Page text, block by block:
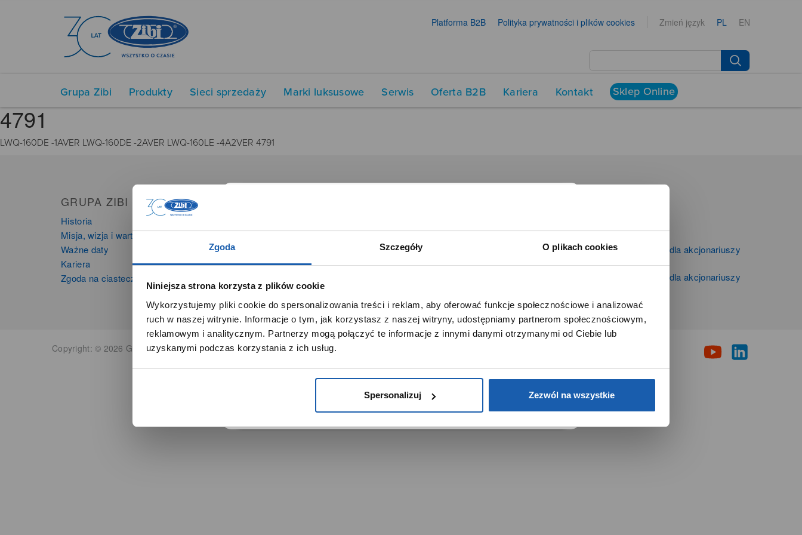
Zgoda Szczegóły O plikach cookies
Niniejsza strona korzysta z plików cookie
Wykorzystujemy pliki cookie do spersonalizowania treści i reklam, aby oferować funkcje społecznościowe i analizować
ruch w naszej witrynie. Informacje o tym, jak korzystasz z naszej witryny, udostępniamy partnerom społecznościowym,
reklamowym i analitycznym. Partnerzy mogą połączyć te informacje z innymi danymi otrzymanymi od Ciebie lub
uzyskanymi podczas korzystania z ich usług.
Spersonalizuj Zezwól na wszystkie
Platforma B2B Polityka prywatności i plików cookies Zmień język PL EN
Grupa Zibi Produkty Sieci sprzedaży Marki luksusowe Serwis Oferta B2B Kariera Kontakt Sklep Online
4791
LWQ-160DE -1AVER LWQ-160DE -2AVER LWQ-160LE -4A2VER 4791
GRUPA ZIBI
Historia
Misja, wizja i wartości Grupy Zibi
Ważne daty
Kariera
Zgoda na ciasteczka
Instrumenty muzyczne
Kalkulatory
Time Trend
Salony muzyczne Riff
Noble Place
Kontakt dla mediów
Informacje firmowe i dla akcjonariuszy
Zibi S.A.
Informacje firmowe i dla akcjonariuszy
Copyright: © 2026 Grupa Zibi S.A. Wszelkie prawa zastrzeżone.
SZANOWNA UŻYTKOWNICZKO
Używamy plików cookie w celach analitycznych, statystycznych i
marketingowych, w tym aby analizować ruch w tej witrynie,
optymalizować jej działanie oraz zapamiętywać Twoje preferencje.
DOWIEDZ SIĘ WIĘCEJ PRZEJDŹ DO SERWISU